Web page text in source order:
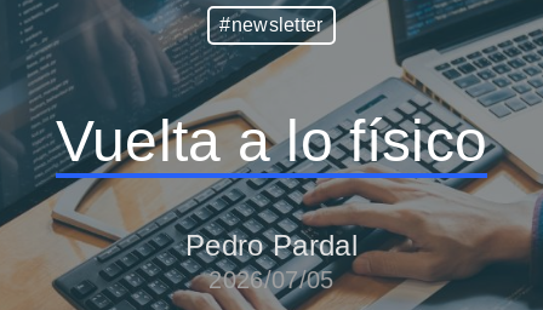
#newsletter
Vuelta a lo físico
Pedro Pardal
2026/07/05